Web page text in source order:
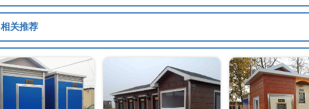
相关推荐